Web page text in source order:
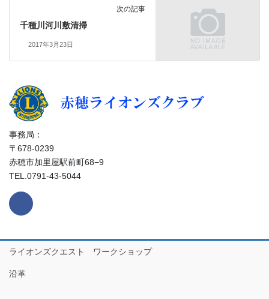
次の記事
千種川河川敷清掃
2017年3月23日
事務局：
〒678-0239
赤穂市加里屋駅前町68−9
TEL.0791-43-5044
ライオンズクエスト ワークショップ
沿革